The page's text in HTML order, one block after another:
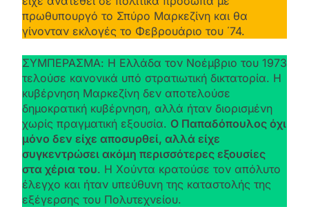
πρωθυπουργό το Σπύρο Μαρκεζίνη και θα
γίνονταν εκλογές το Φεβρουάριο του ΄74.
ΣΥΜΠΕΡΑΣΜΑ: Η Ελλάδα τον Νοέμβριο του 1973
τελούσε κανονικά υπό στρατιωτική δικτατορία. Η
κυβέρνηση Μαρκεζίνη δεν αποτελούσε
δημοκρατική κυβέρνηση, αλλά ήταν διορισμένη
χωρίς πραγματική εξουσία. Ο Παπαδόπουλος όχι
μόνο δεν είχε αποσυρθεί, αλλά είχε
συγκεντρώσει ακόμη περισσότερες εξουσίες
στα χέρια του. Η Χούντα κρατούσε τον απόλυτο
έλεγχο και ήταν υπεύθυνη της καταστολής της
εξέγερσης του Πολυτεχνείου.